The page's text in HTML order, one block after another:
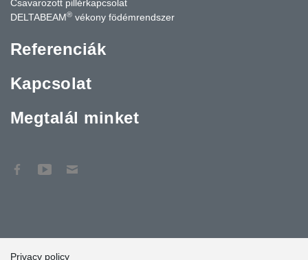
Csavarozott pillérkapcsolat
DELTABEAM® vékony födémrendszer
Referenciák
Kapcsolat
Megtalál minket
Privacy policy